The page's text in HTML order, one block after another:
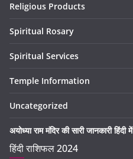
Religious Products
Spiritual Rosary
Spiritual Services
Temple Information
Uncategorized
अयोध्या राम मंदिर की सारी जानकारी हिंदी में
हिंदी राशिफल 2024